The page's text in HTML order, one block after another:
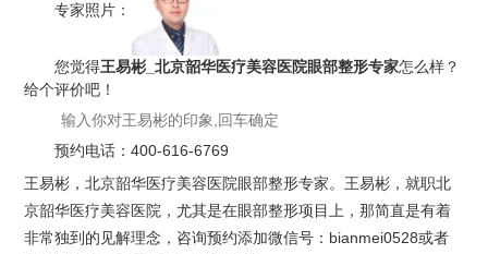
专家照片：
您觉得王易彬_北京韶华医疗美容医院眼部整形专家怎么样？
给个评价吧！
预约电话：400-616-6769
王易彬，北京韶华医疗美容医院眼部整形专家。王易彬，就职北
京韶华医疗美容医院，尤其是在眼部整形项目上，那简直是有着
非常独到的见解理念，咨询预约添加微信号：bianmei0528或者